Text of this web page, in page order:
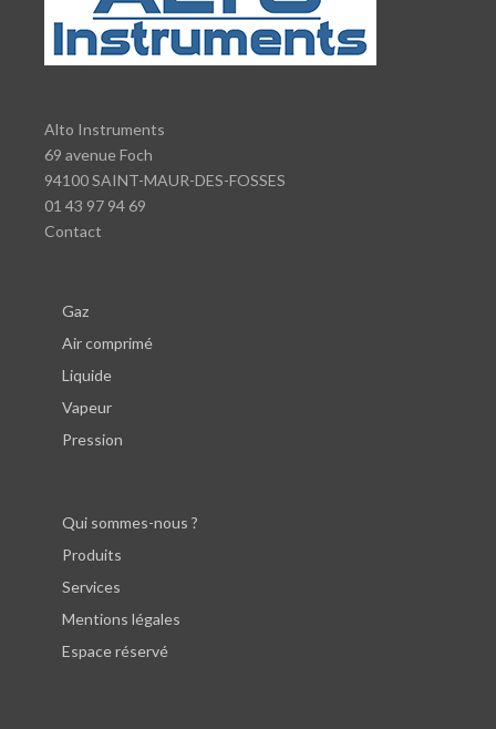
Alto Instruments
69 avenue Foch
94100 SAINT-MAUR-DES-FOSSES
01 43 97 94 69
Contact
Gaz
Air comprimé
Liquide
Vapeur
Pression
Qui sommes-nous ?
Produits
Services
Mentions légales
Espace réservé